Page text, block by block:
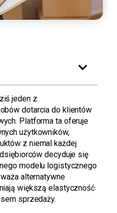
jeden z
dotarcia do klientów
Platforma ta oferuje
użytkowników,
z niemal każdej
decyduje się
modelu logistycznego
alternatywne
większą elastyczność
sprzedaży.